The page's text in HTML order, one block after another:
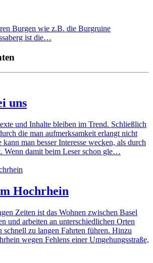
Burgen wie z.B. die Burgruine
ist die…
uns
und Inhalte bleiben im Trend. Schließlich
die man aufmerksamkeit erlangt nicht
man besser Interesse wecken, als durch
Wenn damit beim Leser schon gle…
Hochrhein
Zeiten ist das Wohnen zwischen Basel
und arbeiten an unterschiedlichen Orten
schnell zu langen Fahrten führen. Hinzu
wegen Fehlens einer Umgehungsstraße,